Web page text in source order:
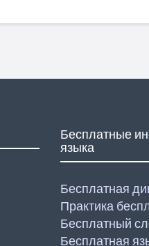
Бесплатные
языка
Бесплатная
Практика
Бесплатный
Бесплатная